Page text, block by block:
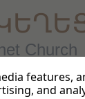
Church
features,
and